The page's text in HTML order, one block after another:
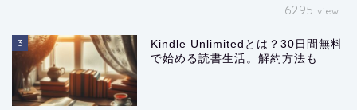
6295 view
3
Kindle Unlimitedとは？30日間無料
で始める読書生活。解約方法も